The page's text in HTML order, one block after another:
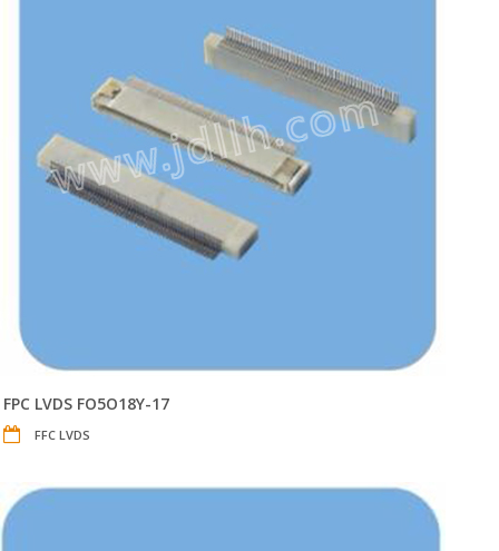
FPC LVDS FO5O18Y-17
FFC LVDS